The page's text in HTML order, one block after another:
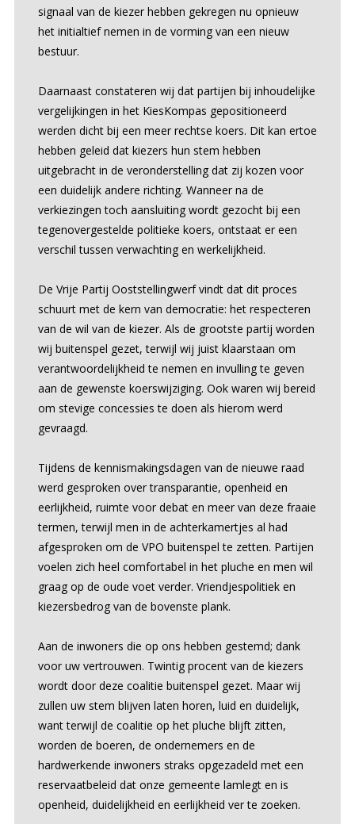
signaal van de kiezer hebben gekregen nu opnieuw
het initialtief nemen in de vorming van een nieuw
bestuur.
Daarnaast constateren wij dat partijen bij inhoudelijke
vergelijkingen in het KiesKompas gepositioneerd
werden dicht bij een meer rechtse koers. Dit kan ertoe
hebben geleid dat kiezers hun stem hebben
uitgebracht in de veronderstelling dat zij kozen voor
een duidelijk andere richting. Wanneer na de
verkiezingen toch aansluiting wordt gezocht bij een
tegenovergestelde politieke koers, ontstaat er een
verschil tussen verwachting en werkelijkheid.
De Vrije Partij Ooststellingwerf vindt dat dit proces
schuurt met de kern van democratie: het respecteren
van de wil van de kiezer. Als de grootste partij worden
wij buitenspel gezet, terwijl wij juist klaarstaan om
verantwoordelijkheid te nemen en invulling te geven
aan de gewenste koerswijziging. Ook waren wij bereid
om stevige concessies te doen als hierom werd
gevraagd.
Tijdens de kennismakingsdagen van de nieuwe raad
werd gesproken over transparantie, openheid en
eerlijkheid, ruimte voor debat en meer van deze fraaie
termen, terwijl men in de achterkamertjes al had
afgesproken om de VPO buitenspel te zetten. Partijen
voelen zich heel comfortabel in het pluche en men wil
graag op de oude voet verder. Vriendjespolitiek en
kiezersbedrog van de bovenste plank.
Aan de inwoners die op ons hebben gestemd; dank
voor uw vertrouwen. Twintig procent van de kiezers
wordt door deze coalitie buitenspel gezet. Maar wij
zullen uw stem blijven laten horen, luid en duidelijk,
want terwijl de coalitie op het pluche blijft zitten,
worden de boeren, de ondernemers en de
hardwerkende inwoners straks opgezadeld met een
reservaatbeleid dat onze gemeente lamlegt en is
openheid, duidelijkheid en eerlijkheid ver te zoeken.